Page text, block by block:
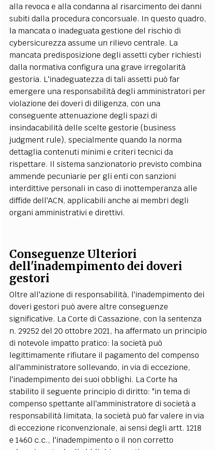
alla revoca e alla condanna al risarcimento dei danni
subiti dalla procedura concorsuale. In questo quadro,
la mancata o inadeguata gestione del rischio di
cybersicurezza assume un rilievo centrale. La
mancata predisposizione degli assetti cyber richiesti
dalla normativa configura una grave irregolarità
gestoria. L'inadeguatezza di tali assetti può far
emergere una responsabilità degli amministratori per
violazione dei doveri di diligenza, con una
conseguente attenuazione degli spazi di
insindacabilità delle scelte gestorie (business
judgment rule), specialmente quando la norma
dettaglia contenuti minimi e criteri tecnici da
rispettare. Il sistema sanzionatorio previsto combina
ammende pecuniarie per gli enti con sanzioni
interdittive personali in caso di inottemperanza alle
diffide dell'ACN, applicabili anche ai membri degli
organi amministrativi e direttivi.
Conseguenze Ulteriori
dell'inadempimento dei doveri
gestori
Oltre all'azione di responsabilità, l'inadempimento dei
doveri gestori può avere altre conseguenze
significative. La Corte di Cassazione, con la sentenza
n. 29252 del 20 ottobre 2021, ha affermato un principio
di notevole impatto pratico: la società può
legittimamente rifiutare il pagamento del compenso
all'amministratore sollevando, in via di eccezione,
l'inadempimento dei suoi obblighi. La Corte ha
stabilito il seguente principio di diritto: "in tema di
compenso spettante all'amministratore di società a
responsabilità limitata, la società può far valere in via
di eccezione riconvenzionale, ai sensi degli artt. 1218
e 1460 c.c., l'inadempimento o il non corretto